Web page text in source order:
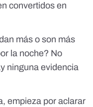
convertidos en
más o son más
la noche? No
ninguna evidencia
empieza por aclarar